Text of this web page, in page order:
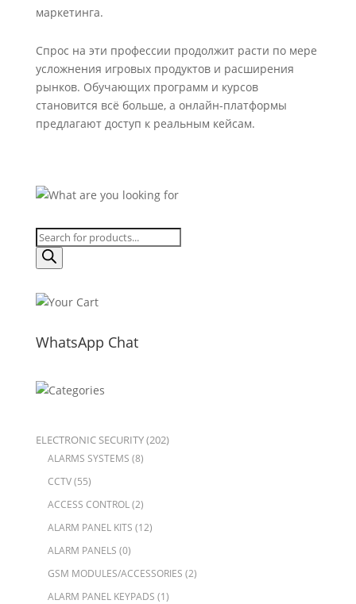
маркетинга.
Спрос на эти профессии продолжит расти по мере
усложнения игровых продуктов и расширения
рынков. Обучающих программ и курсов
становится всё больше, а онлайн-платформы
предлагают доступ к реальным кейсам.
Products
search
WhatsApp Chat
ELECTRONIC SECURITY(202)
ALARMS SYSTEMS (8)
CCTV(55)
ACCESS CONTROL(2)
ALARM PANEL KITS (12)
ALARM PANELS (0)
GSM MODULES/ACCESSORIES (2)
ALARM PANEL KEYPADS (1)